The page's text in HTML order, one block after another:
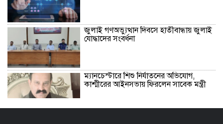
জুলাই গণঅভ্যুত্থান দিবসে হাতীবান্ধায় জুলাই
যোদ্ধাদের সংবর্ধনা
ম্যানচেস্টারে শিশু নির্যাতনের অভিযোগ,
কাশ্মীরের আইনসভায় ফিরলেন সাবেক মন্ত্রী